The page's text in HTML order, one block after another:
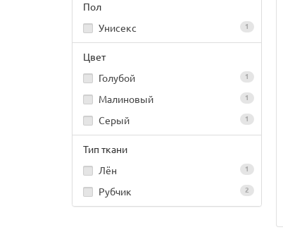
Пол
Унисекс
1
Цвет
Голубой
1
Малиновый 1
Серый 1
Тип ткани
Лён
1
Рубчик 2